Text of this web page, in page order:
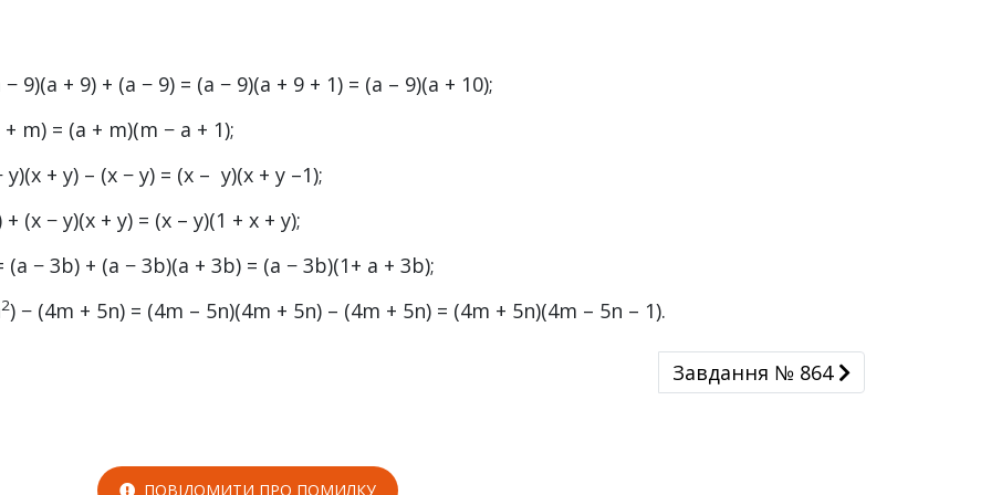
9)(a + 9) + (a − 9) = (a − 9)(a + 9 + 1) = (a – 9)(a + 10);
m) = (a + m)(m − a + 1);
y)(x + y) – (x − y) = (x – y)(x + y –1);
+ (x − y)(x + y) = (x – y)(1 + x + y);
(a − 3b) + (a − 3b)(a + 3b) = (a − 3b)(1+ a + 3b);
2) − (4m + 5n) = (4m – 5n)(4m + 5n) – (4m + 5n) = (4m + 5n)(4m – 5n – 1).
Завдання № 864
Завдання № 864
ПОВІДОМИТИ ПРО ПОМИЛКУ